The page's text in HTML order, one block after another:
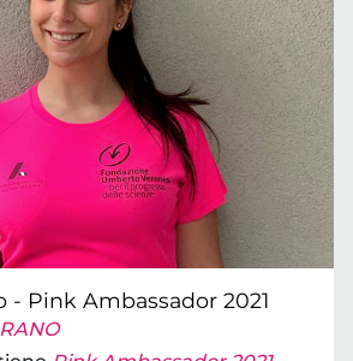
- Pink Ambassador 2021